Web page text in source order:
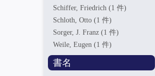
Schiffer, Friedrich(1 件)
Schloth, Otto(1 件)
Sorger, J. Franz(1 件)
Weile, Eugen(1 件)
書名